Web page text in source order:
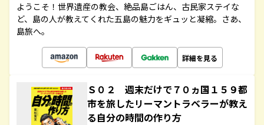
ようこそ！世界遺産の教会、絶品島ごはん、古民家ステイな
ど、島の人が教えてくれた五島の魅力をギュッと凝縮。さあ、
島旅へ。
詳細を見る
Ｓ０２ 週末だけで７０ヵ国１５９都
市を旅したリーマントラベラーが教え
る自分の時間の作り方